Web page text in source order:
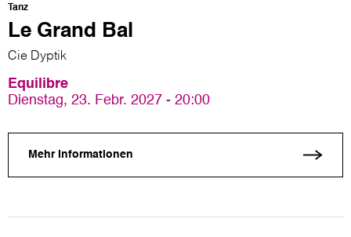
Tanz
Le Grand Bal
Cie Dyptik
Equilibre
Dienstag, 23. Febr. 2027 - 20:00
Mehr Informationen